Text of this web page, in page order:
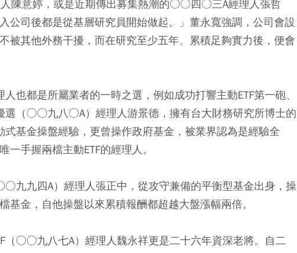
陳意婷，或是近期傳出募集熱潮的○○四○三A經理人張哲
公司後都是從基層研究員開始做起。」董永寬強調，公司會設
被其他外務干擾，而在研究至少五年、累積足夠實力後，便會
也都是所屬業者的一時之選，例如成功打響主動ETF第一砲、
選（○○九八○A）經理人游景德，擁有台大財務研究所博士的
式基金操盤經驗，更曾操作政府基金，被業界認為是經驗全
手握兩檔主動ETF的經理人。
九九四A）經理人張正中，從攻守兼備的平衡型基金出身，操
基金，自他操盤以來累積報酬都超越大盤漲幅兩倍。
（○○九八七A）經理人魏永祥更是二十六年資深老將。自二